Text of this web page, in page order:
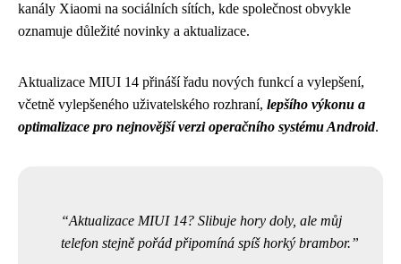
kanály Xiaomi na sociálních sítích, kde společnost obvykle
oznamuje důležité novinky a aktualizace.
Aktualizace MIUI 14 přináší řadu nových funkcí a vylepšení,
včetně vylepšeného uživatelského rozhraní, lepšího výkonu a
optimalizace pro nejnovější verzi operačního systému Android.
Aktualizace MIUI 14? Slibuje hory doly, ale můj
telefon stejně pořád připomíná spíš horký brambor.